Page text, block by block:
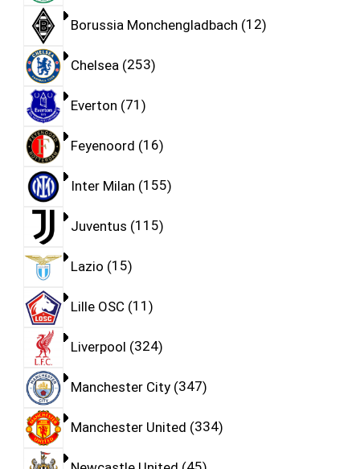
Borussia Monchengladbach 12
Chelsea 253
Everton 71
Feyenoord 16
Inter Milan 155
Juventus 115
Lazio 15
Lille OSC 11
Liverpool 324
Manchester City 347
Manchester United 334